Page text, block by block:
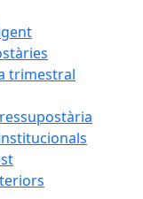
trimestral